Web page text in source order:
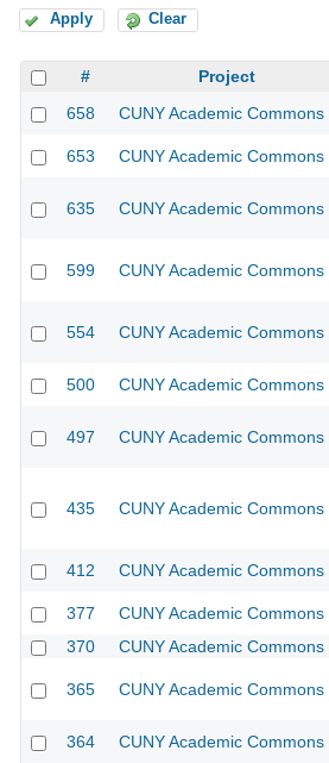
Apply Clear
# Project
658
CUNY Academic Commons
653 CUNY Academic Commons
635 CUNY Academic Commons
599 CUNY Academic Commons
554 CUNY Academic Commons
500 CUNY Academic Commons
497 CUNY Academic Commons
435 CUNY Academic Commons
412 CUNY Academic Commons
377 CUNY Academic Commons
370
CUNY Academic Commons
365 CUNY Academic Commons
364 CUNY Academic Commons